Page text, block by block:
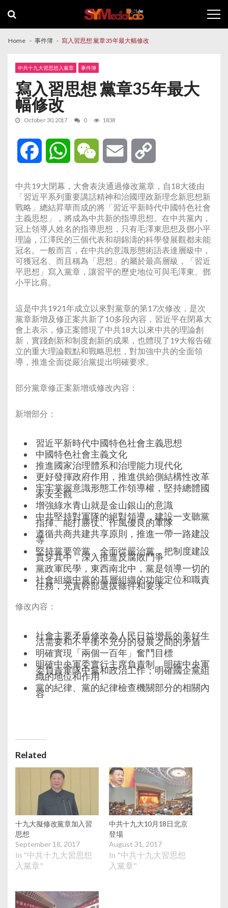
navigation
content
Home 事件簿 寫入習思想 黨章35年最大幅修改
中共十九大習思想入黨章 事件簿
寫入習思想 黨章35年最大
幅修改
October 30, 2017 0 1838
Facebook WhatsAppWeChat Email
中共19大閉幕，大會表決通過修改黨章，自18大後由
「習近平系列重要講話精神和治國理政新理念新思想新
戰略」總結昇華而成的將「習近平新時代中國特色社會
主義思想」，將成為中共新的指導思想。在中共黨內，
冠上領導人姓名的指導思想，只有毛澤東思想及鄧小平
理論，江澤民的三個代表和胡錦濤的科學發展觀都未能
冠名。一般而言，在中共的意識形態術語表達層級中，
可獲冠名、而且稱為「思想」的屬於最高層級，「習近
平思想」寫入黨章，讓習平的歷史地位可與毛澤東、鄧
小平比肩。
這是中共1921年成立以來對黨章的第17次修改，是次
黨章新增及修正案共新了10多段內容，習近平在閉幕大
會上表示，修正案體現了中共18大以來中共的理論創
新，實踐創新和制度創新的成果，也體現了19大報告確
立的重大理論觀點和戰略思想，對加強中共的全面領
導，推進全面從嚴治黨提出明確要求。
部分黨章修正案新增或修改內容：
新增部分：
習近平新時代中國特色社會主義思想
中國特色社會主義文化
推進國家治理體系和治理能力現代化
更好發揮政府作用，推進供給側結構性改革
牢牢掌握意識形態工作領導權，堅持總體國
家安全觀
增強綠水青山就是金山銀山的意識
中共堅持對軍隊的絕對領導，建設一支聽黨
指揮、能打勝仗、作風優良的軍隊
遵循共商共建共享原則，推進一帶一路建設
等
堅持黨要管黨、全面從嚴治黨，把制度建設
貫穿其中，深入推進反腐敗鬥爭
黨政軍民學，東西南北中，黨是領導一切的
社會組織中黨的基層組織的功能定位和職責
任務，充實幹部選拔條件和要求
修改內容：
社會主要矛盾修改為人民日益增長的美好生
活需要和不平衡不充分的發展之間的矛盾
明確實現「兩個一百年」奮鬥目標
明確中央軍委實行主席負責制，明確中央軍
委負責軍隊中黨和政治工作；明確國企黨組
織的地位和作用
黨的紀律、黨的紀律檢查機關部分的相關內
容
Related
十九大擬修改黨章加入習
思想
September 18, 2017
In "中共十九大習思想
入黨章"
中共十九大10月18日北京
登場
August 31, 2017
In "中共十九大習思想
入黨章"